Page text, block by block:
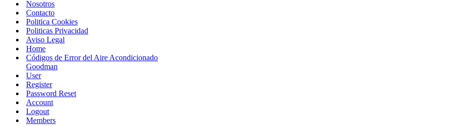
Nosotros
Contacto
Politica Cookies
Politicas Privacidad
Aviso Legal
Home
Códigos de Error del Aire Acondicionado
Goodman
User
Register
Password Reset
Account
Logout
Members